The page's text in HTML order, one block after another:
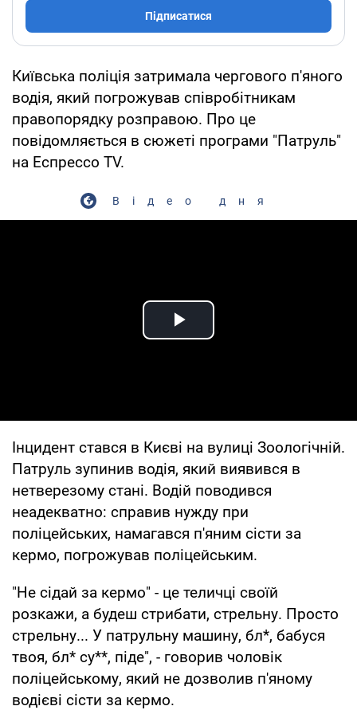
Підписатися
Київська поліція затримала чергового п'яного
водія, який погрожував співробітникам
правопорядку розправою. Про це
повідомляється в сюжеті програми "Патруль"
на Еспрессо TV.
Відео дня
Play Video
Інцидент стався в Києві на вулиці Зоологічній.
Патруль зупинив водія, який виявився в
нетверезому стані. Водій поводився
неадекватно: справив нужду при
поліцейських, намагався п'яним сісти за
кермо, погрожував поліцейським.
"Не сідай за кермо" - це теличці своїй
розкажи, а будеш стрибати, стрельну. Просто
стрельну... У патрульну машину, бл*, бабуся
твоя, бл* су**, піде", - говорив чоловік
поліцейському, який не дозволив п'яному
водієві сісти за кермо.